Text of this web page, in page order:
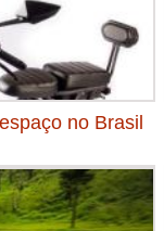
no Brasil